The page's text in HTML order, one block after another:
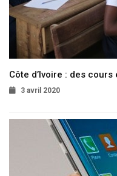
Côte d’Ivoire : des
3 avril 2020